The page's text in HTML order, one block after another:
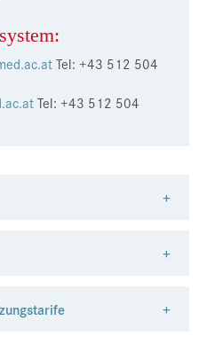
Tel: +43 512 504
Tel: +43 512 504
+
+
+